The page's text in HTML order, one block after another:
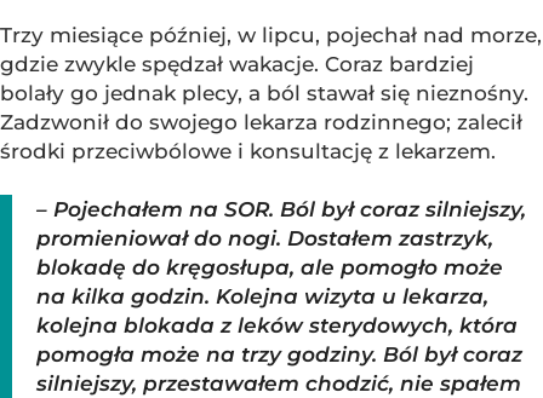
Trzy miesiące później, w lipcu, pojechał nad morze,
gdzie zwykle spędzał wakacje. Coraz bardziej
bolały go jednak plecy, a ból stawał się nieznośny.
Zadzwonił do swojego lekarza rodzinnego; zalecił
środki przeciwbólowe i konsultację z lekarzem.
– Pojechałem na SOR. Ból był coraz silniejszy,
promieniował do nogi. Dostałem zastrzyk,
blokadę do kręgosłupa, ale pomogło może
na kilka godzin. Kolejna wizyta u lekarza,
kolejna blokada z leków sterydowych, która
pomogła może na trzy godziny. Ból był coraz
silniejszy, przestawałem chodzić, nie spałem